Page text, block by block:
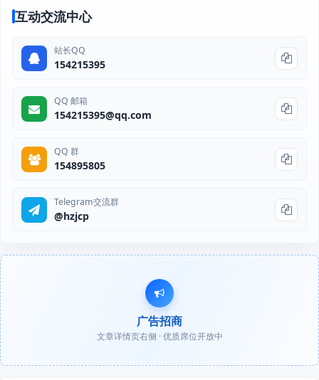
互动交流中心
站长QQ
154215395
QQ 邮箱
154215395@qq.com
QQ 群
154895805
Telegram交流群
@hzjcp
广告招商
文章详情页右侧 · 优质席位开放中